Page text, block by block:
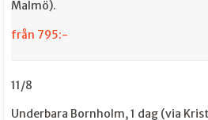
Malmö).
från 795:-
11/8
Underbara Bornholm, 1 dag (via